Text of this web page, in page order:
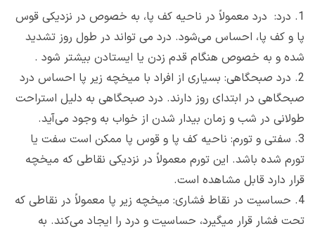
1. درد: درد معمولاً در ناحیه کف پا، به خصوص در نزدیکی قوس
پا و کف پا، احساس می‌شود. درد می تواند در طول روز تشدید
شده و به خصوص هنگام قدم زدن یا ایستادن بیشتر شود .
2. درد صبحگاهی: بسیاری از افراد با میخچه زیر پا احساس درد
صبحگاهی در ابتدای روز دارند. درد صبحگاهی به دلیل استراحت
طولانی در شب و زمان بیدار شدن از خواب به وجود می‌آید.
3. سفتی و تورم: ناحیه کف پا و قوس پا ممکن است سفت یا
تورم شده باشد. این تورم معمولاً در نزدیکی نقاطی که میخچه
قرار دارد قابل مشاهده است.
4. حساسیت در نقاط فشاری: میخچه زیر پا معمولاً در نقاطی که
تحت فشار قرار میگیرد، حساسیت و درد را ایجاد می‌کند. به